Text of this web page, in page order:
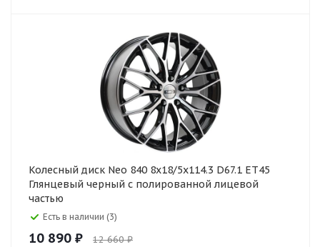
Колесный диск Neo 840 8x18/5x114.3 D67.1 ET45
Глянцевый черный с полированной лицевой
частью
Есть в наличии (3)
10 890 ₽ 12 660 ₽